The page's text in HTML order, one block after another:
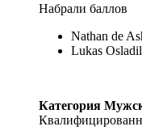
Набрали баллов
Nathan de
Lukas
Категория